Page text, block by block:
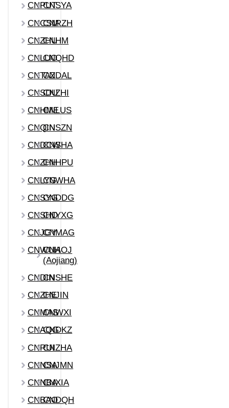
CNPUTCNSYA
CNCSM
CNRZH
CNZHU
CNHM
CNLUOCNQHD
CNTAZCNDAL
CNSDU
CNZHI
CNHME
CNLUS
CNQINCNSZN
CNDCW
CNSHA
CNZHHCNHPU
CNLYGCNWHA
CNSYGCNDDG
CNSHDCNYXG
CNJGYCNMAG
CNWUH
CNAOJ
(Aojiang)
CNDINCNSHE
CNZHE
CNJIN
CNMAS
CNWXI
CNAQG
CNDKZ
CNRUICNZHA
CNNSACNJMN
CNNBA
CNXIA
CNBAOCNDQH